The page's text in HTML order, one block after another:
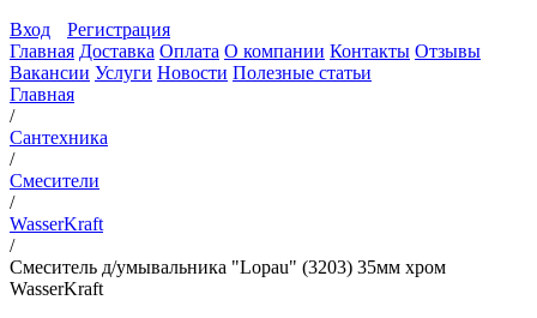
Вход
Регистрация
Главная Доставка Оплата О компании Контакты Отзывы
Вакансии Услуги Новости Полезные статьи
Главная
/
Сантехника
/
Смесители
/
WasserKraft
/
Смеситель д/умывальника "Lopau" (3203) 35мм хром
WasserKraft